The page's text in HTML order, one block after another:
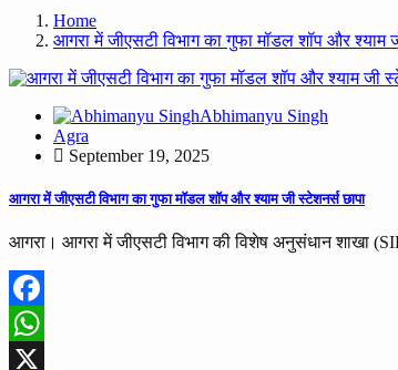
Home
आगरा में जीएसटी विभाग का गुफा मॉडल शॉप और श्याम
Abhimanyu Singh
Agra
September 19, 2025
आगरा में जीएसटी विभाग का गुफा मॉडल शॉप और श्याम जी स्टेशनर्स छापा
आगरा। आगरा में जीएसटी विभाग की विशेष अनुसंधान शाखा
Facebook
WhatsApp